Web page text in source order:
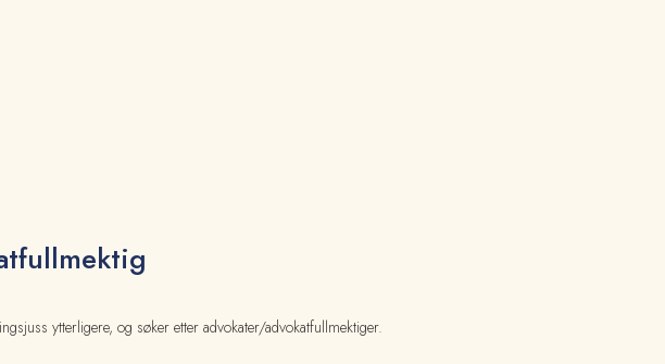
ytterligere, og søker etter advokater/advokatfullmektiger.